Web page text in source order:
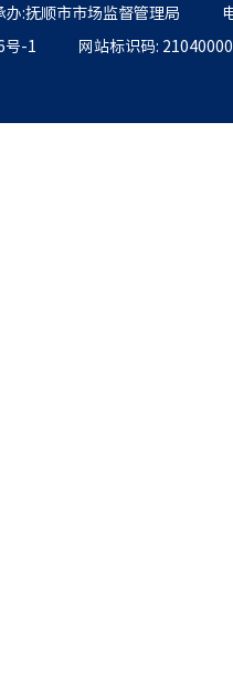
办:抚顺市市场监督管理局
号-1
网站标识码: